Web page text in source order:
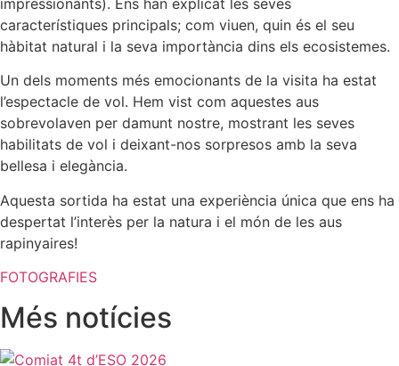
impressionants). Ens han explicat les seves
característiques principals; com viuen, quin és el seu
hàbitat natural i la seva importància dins els ecosistemes.
Un dels moments més emocionants de la visita ha estat
l’espectacle de vol. Hem vist com aquestes aus
sobrevolaven per damunt nostre, mostrant les seves
habilitats de vol i deixant-nos sorpresos amb la seva
bellesa i elegància.
Aquesta sortida ha estat una experiència única que ens ha
despertat l’interès per la natura i el món de les aus
rapinyaires!
FOTOGRAFIES
Més notícies